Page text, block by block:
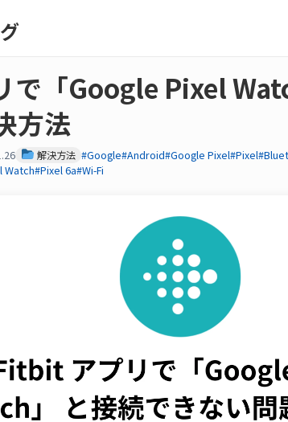
「Google Pixel
方法
解決方法 #Google#Android#Google Pixel#Pixel
Watch#Pixel 6a#Wi-Fi